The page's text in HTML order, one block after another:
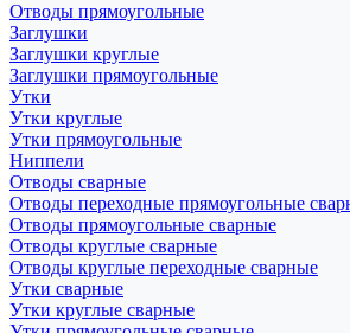
Отводы прямоугольные
Заглушки
Заглушки круглые
Заглушки прямоугольные
Утки
Утки круглые
Утки прямоугольные
Ниппели
Отводы сварные
Отводы переходные прямоугольные
Отводы прямоугольные сварные
Отводы круглые сварные
Отводы круглые переходные сварные
Утки сварные
Утки круглые сварные